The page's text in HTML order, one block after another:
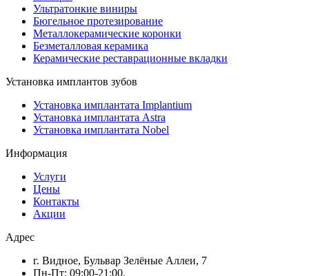
Ультратонкие виниры
Бюгельное протезирование
Металлокерамические коронки
Безметалловая керамика
Керамические реставрационные вкладки
Установка имплантов зубов
Установка имплантата Implantium
Установка имплантата Astra
Установка имплантата Nobel
Информация
Услуги
Цены
Контакты
Акции
Адрес
г. Видное, Бульвар Зелёные Аллеи, 7
Пн-Пт: 09:00-21:00.